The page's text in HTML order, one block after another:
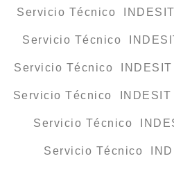
Servicio Técnico
Servicio Técnico
Servicio Técnico
Servicio Técnico
Servicio Técnico
Servicio Técnico